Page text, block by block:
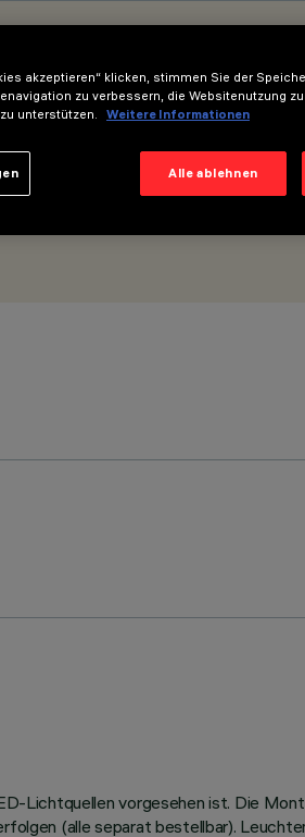
Optik
Lichtquellen vorgesehen ist. Die
(alle separat bestellbar).
akzeptieren“ klicken, stimmen Sie der
zu verbessern, die Websitenutzung
unterstützen.
Weitere Informationen
Alle ablehnen